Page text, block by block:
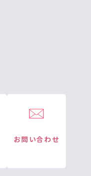
お問い合わせ